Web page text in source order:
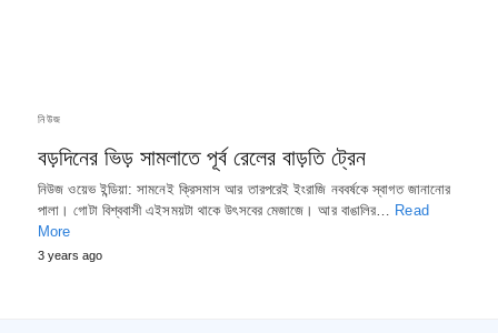
নিউজ
বড়দিনের ভিড় সামলাতে পূর্ব রেলের বাড়তি ট্রেন
নিউজ ওয়েভ ইন্ডিয়া: সামনেই ক্রিসমাস আর তারপরেই ইংরাজি নববর্ষকে স্বাগত জানানোর
পালা। গোটা বিশ্ববাসী এইসময়টা থাকে উৎসবের মেজাজে। আর বাঙালির… Read
More
3 years ago